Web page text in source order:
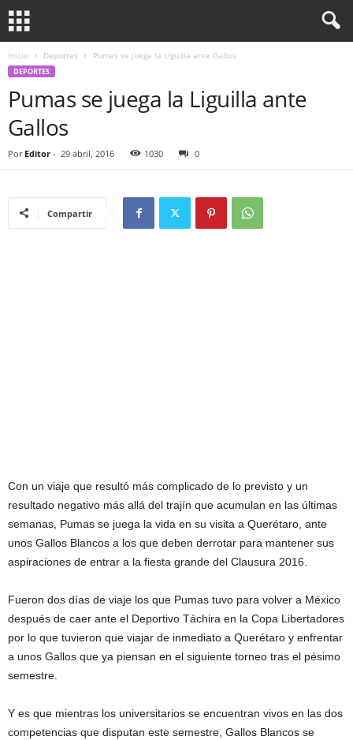
Inicio Deportes Pumas se juega la Liguilla ante Gallos
DEPORTES
Pumas se juega la Liguilla ante
Gallos
Por Editor - 29 abril, 2016 1030 0
Compartir
Con un viaje que resultó más complicado de lo previsto y un
resultado negativo más allá del trajín que acumulan en las últimas
semanas, Pumas se juega la vida en su visita a Querétaro, ante
unos Gallos Blancos a los que deben derrotar para mantener sus
aspiraciones de entrar a la fiesta grande del Clausura 2016.
Fueron dos días de viaje los que Pumas tuvo para volver a México
después de caer ante el Deportivo Táchira en la Copa Libertadores
por lo que tuvieron que viajar de inmediato a Querétaro y enfrentar
a unos Gallos que ya piensan en el siguiente torneo tras el pésimo
semestre.
Y es que mientras los universitarios se encuentran vivos en las dos
competencias que disputan este semestre, Gallos Blancos se